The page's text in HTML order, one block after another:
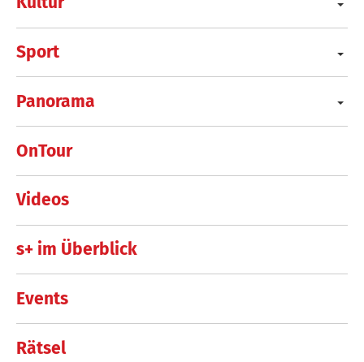
Sport
Panorama
OnTour
Videos
s+ im Überblick
Events
Rätsel